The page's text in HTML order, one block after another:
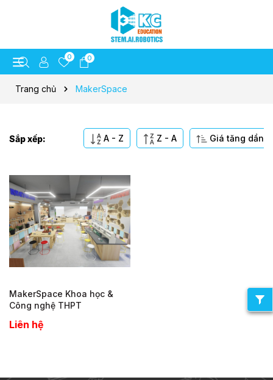
0 0
Trang chủ MakerSpace
Sắp xếp: A - Z Z - A Giá tăng dần
MakerSpace Khoa học &
Công nghệ THPT
Liên hệ